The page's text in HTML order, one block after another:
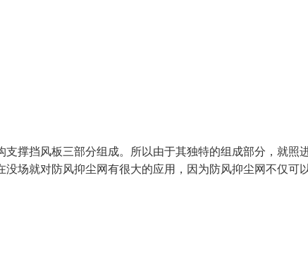
撑挡风板三部分组成。所以由于其独特的组成部分，就照
场就对防风抑尘网有很大的应用，因为防风抑尘网不仅可